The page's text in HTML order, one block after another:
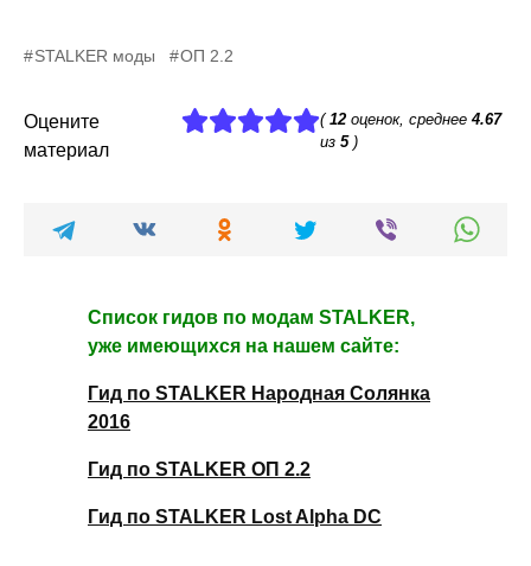
STALKER моды ОП 2.2
Оцените
материал
(12 оценок, среднее 4.67
из 5)
Список гидов по модам STALKER,
уже имеющихся на нашем сайте:
Гид по STALKER Народная Солянка
2016
Гид по STALKER ОП 2.2
Гид по STALKER Lost Alpha DC